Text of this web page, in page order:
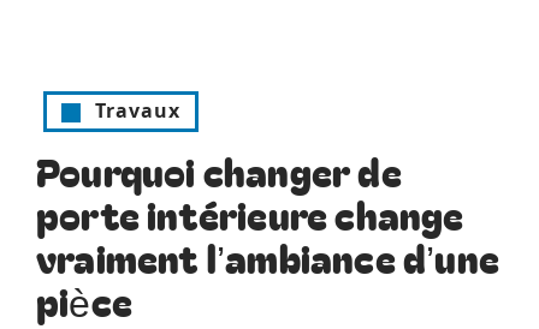
Travaux
Pourquoi changer de
porte intérieure change
vraiment l’ambiance d’une
pièce